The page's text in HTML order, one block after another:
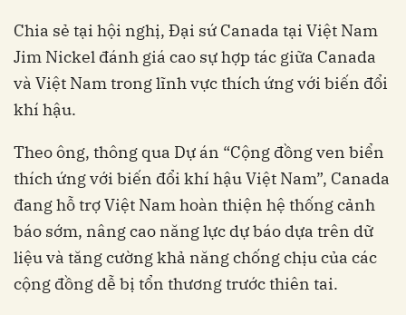
Chia sẻ tại hội nghị, Đại sứ Canada tại Việt Nam
Jim Nickel đánh giá cao sự hợp tác giữa Canada
và Việt Nam trong lĩnh vực thích ứng với biến đổi
khí hậu.
Theo ông, thông qua Dự án “Cộng đồng ven biển
thích ứng với biến đổi khí hậu Việt Nam”, Canada
đang hỗ trợ Việt Nam hoàn thiện hệ thống cảnh
báo sớm, nâng cao năng lực dự báo dựa trên dữ
liệu và tăng cường khả năng chống chịu của các
cộng đồng dễ bị tổn thương trước thiên tai.